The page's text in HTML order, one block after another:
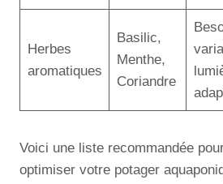
Herbes
aromatiques
Basilic,
Menthe,
Coriandre
Voici une liste recommandée
optimiser votre potager